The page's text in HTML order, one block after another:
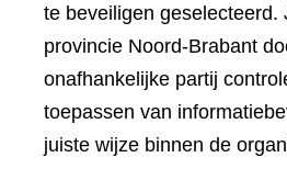
te beveiligen geselecteerd.
provincie Noord-Brabant
onafhankelijke partij
toepassen van
juiste wijze binnen de